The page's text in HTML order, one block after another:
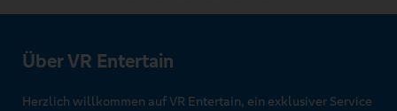
Über VR Entertain
Herzlich willkommen auf VR Entertain, ein exklusiver Service